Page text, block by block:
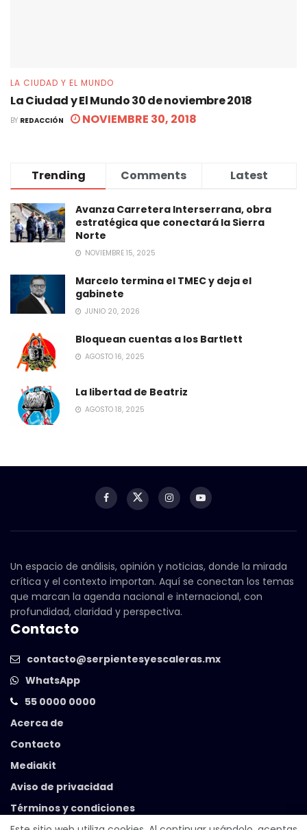
LA CIUDAD Y EL MUNDO
La Ciudad y El Mundo 30 de noviembre 2018
BY REDACCIÓN NOVIEMBRE 30, 2018
Trending Comments Latest
Avanza Carretera Interserrana, obra
estratégica que conectará la Sierra
Norte
NOVIEMBRE 15, 2025
Marcelo termina el TMEC y deja el
gabinete
JUNIO 20, 2026
Bloquean cuentas a los Bartlett
AGOSTO 16, 2025
La libertad de Beatriz
AGOSTO 18, 2025
Un espacio de análisis, opinión y noticias, donde la mirada
crítica y el contexto importan. Aquí se conectan los temas
que marcan la agenda nacional e internacional, con
profundidad, claridad y perspectiva.
Contacto
contacto@serpientesyescaleras.mx
WhatsApp
55 0000 0000
Acerca de
Contacto
Mediakit
Aviso de privacidad
Términos y condiciones